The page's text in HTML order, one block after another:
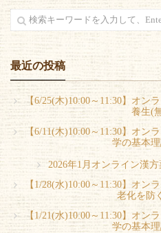
最近の投稿
【6/25(木)10:00～11:30】オン
養生(
【6/11(木)10:00～11:30】オ
学の基本
2026年1月オンライン漢
【1/28(水)10:00～11:30】オ
老化を防
【1/21(水)10:00～11:30】オン
学の基本